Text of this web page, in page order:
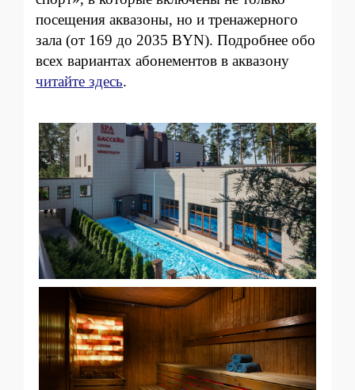
посещения аквазоны, но и тренажерного
зала (от 169 до 2035 BYN). Подробнее обо
всех вариантах абонементов в аквазону
читайте здесь.